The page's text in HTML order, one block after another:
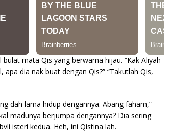
mata Qis yang berwarna hijau. “Kak Aliyah
dia nak buat dengan Qis?” “Takutlah Qis,
dah lama hidup dengannya. Abang faham,”
madunya berjumpa dengannya? Dia sering
isteri kedua. Heh, ini Qistina lah.